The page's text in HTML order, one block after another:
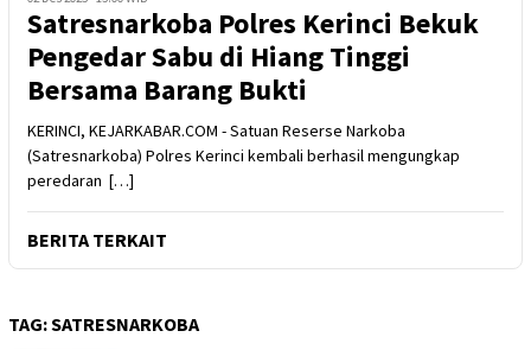
Satresnarkoba Polres Kerinci Bekuk
Pengedar Sabu di Hiang Tinggi
Bersama Barang Bukti
KERINCI, KEJARKABAR.COM - Satuan Reserse Narkoba
(Satresnarkoba) Polres Kerinci kembali berhasil mengungkap
peredaran […]
BERITA TERKAIT
TAG:SATRESNARKOBA